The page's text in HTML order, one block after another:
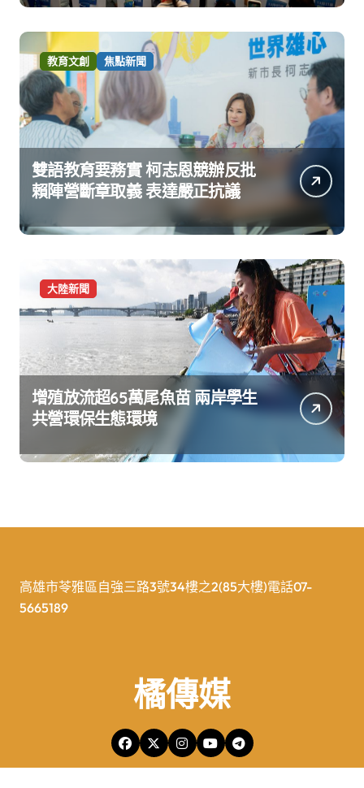
教育文創 焦點新聞
雙語教育要務實 柯志恩競辦反批
賴陣營斷章取義 表達嚴正抗議
大陸新聞
增殖放流超65萬尾魚苗 兩岸學生
共營環保生態環境
高雄市苓雅區自強三路3號34樓之2(85大樓)電話07-
5665189
橘傳媒